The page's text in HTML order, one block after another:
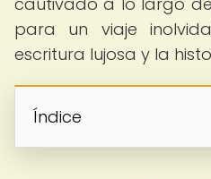
para un viaje
escritura lujosa y la
Índice